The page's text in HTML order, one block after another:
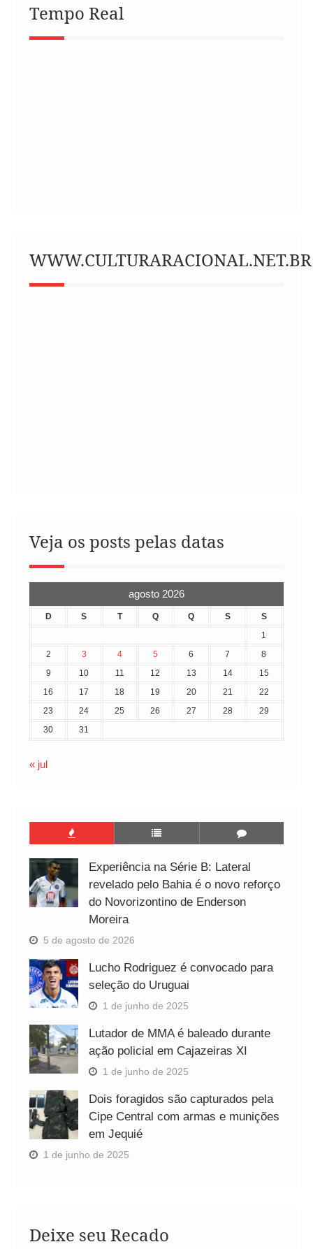
Tempo Real
WWW.CULTURARACIONAL.NET.BR
Veja os posts pelas datas
agosto 2026
D S T Q Q S
S
1
2
3 4 5 6 7
8
9
10 11 12 13 14
15
16
17 18 19 20 21
22
23
24 25 26 27 28
29
30
31
« jul
Experiência na Série B: Lateral
revelado pelo Bahia é o novo reforço
do Novorizontino de Enderson
Moreira
5 de agosto de 2026
Lucho Rodriguez é convocado para
seleção do Uruguai
1 de junho de 2025
Lutador de MMA é baleado durante
ação policial em Cajazeiras XI
1 de junho de 2025
Dois foragidos são capturados pela
Cipe Central com armas e munições
em Jequié
1 de junho de 2025
Deixe seu Recado